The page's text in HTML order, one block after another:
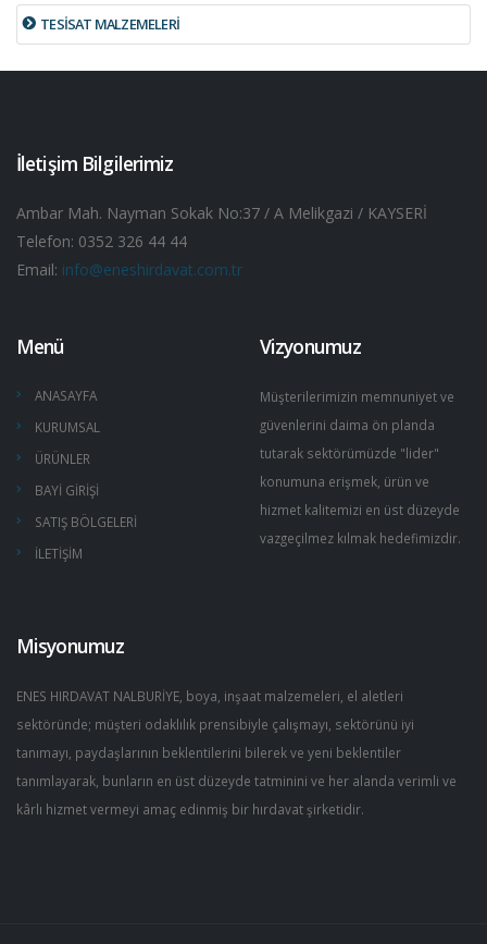
TESİSAT MALZEMELERİ
İletişim Bilgilerimiz
Ambar Mah. Nayman Sokak No:37 / A Melikgazi / KAYSERİ
Telefon: 0352 326 44 44
Email: info@eneshirdavat.com.tr
Menü
ANASAYFA
KURUMSAL
ÜRÜNLER
BAYİ GİRİŞİ
SATIŞ BÖLGELERİ
İLETİŞİM
Vizyonumuz
Müşterilerimizin memnuniyet ve
güvenlerini daima ön planda
tutarak sektörümüzde "lider"
konumuna erişmek, ürün ve
hizmet kalitemizi en üst düzeyde
vazgeçilmez kılmak hedefimizdir.
Misyonumuz
ENES HIRDAVAT NALBURİYE, boya, inşaat malzemeleri, el aletleri
sektöründe; müşteri odaklılık prensibiyle çalışmayı, sektörünü iyi
tanımayı, paydaşlarının beklentilerini bilerek ve yeni beklentiler
tanımlayarak, bunların en üst düzeyde tatminini ve her alanda verimli ve
kârlı hizmet vermeyi amaç edinmiş bir hırdavat şirketidir.